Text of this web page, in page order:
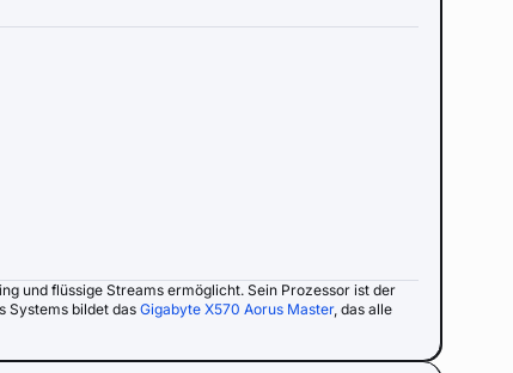
und flüssige Streams ermöglicht. Sein Prozessor ist der
Systems bildet dasGigabyte X570 Aorus Master, das alle